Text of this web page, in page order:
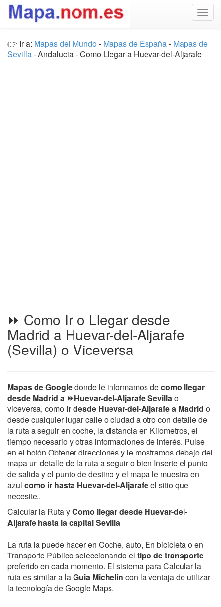
👉 Ir a: Mapas del Mundo - Mapas de España- Mapas de
Sevilla- Andalucia - Como Llegar a Huevar-del-Aljarafe
⏩ Como Ir o Llegar desde
Madrid a Huevar-del-Aljarafe
(Sevilla) o Viceversa
Mapas de Googledonde le informamos decomo llegar
desde Madrid a ⏩Huevar-del-Aljarafe Sevillao
viceversa, como ir desde Huevar-del-Aljarafe a Madrid o
desde cualquier lugar calle o ciudad a otro con detalle de
la ruta a seguir en coche, la distancia en Kilometros, el
tiempo necesario y otras informaciones de interés. Pulse
en el botón Obtener direcciones y le mostramos debajo del
mapa un detalle de la ruta a seguir o bien Inserte el punto
de salida y el punto de destino y el mapa le muestra en
azul como ir hasta Huevar-del-Aljarafeel sitio que
necesite..
Calcular la Ruta yComo llegar desde Huevar-del-
Aljarafe hasta la capital Sevilla
La ruta la puede hacer en Coche, auto, En bicicleta o en
Transporte Público seleccionando el tipo de transporte
preferido en cada momento. El sistema para Calcular la
ruta es similar a laGuia Michelin con la ventaja de utilizar
la tecnología de Google Maps.